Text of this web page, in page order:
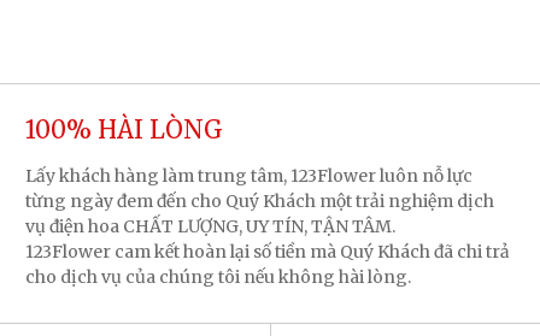
100% HÀI LÒNG
Lấy khách hàng làm trung tâm, 123Flower luôn nỗ lực
từng ngày đem đến cho Quý Khách một trải nghiệm dịch
vụ điện hoa CHẤT LƯỢNG, UY TÍN, TẬN TÂM.
123Flower cam kết hoàn lại số tiền mà Quý Khách đã chi trả
cho dịch vụ của chúng tôi nếu không hài lòng.